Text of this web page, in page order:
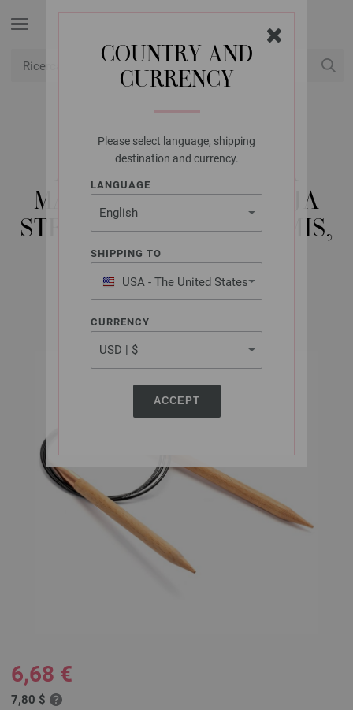
COUNTRY AND
CURRENCY
Please select language, shipping
destination and currency.
LANGUAGE
SHIPPING TO
USA - The United States
of America
CURRENCY
ACCEPT
LANA GROSSA
AGO CIRCOLARE DA
MAGLIA FAGGIO (TANJA
STEINBACH EDITION) MIS,
8,0/100CM
6,68 €
7,80 $